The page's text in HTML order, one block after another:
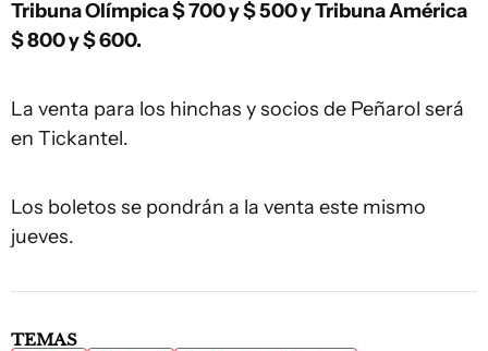
Tribuna Olímpica $ 700 y $ 500 y Tribuna América
$ 800 y $ 600.
La venta para los hinchas y socios de Peñarol será
en Tickantel.
Los boletos se pondrán a la venta este mismo
jueves.
TEMAS